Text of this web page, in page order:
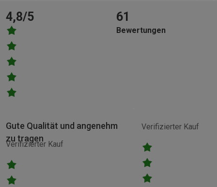
4,8/5 61
Bewertungen
Verifizierter Kauf
Gute Qualität und angenehm
zu tragen
Verifizierter Kauf